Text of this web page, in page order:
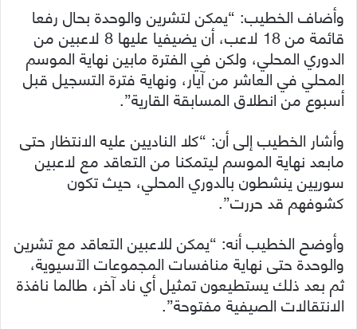
وأضاف الخطيب: “يمكن لتشرين والوحدة بحال رفعا
قائمة من 18 لاعب، أن يضيفيا عليها 8 لاعبين من
الدوري المحلي، ولكن في الفترة مابين نهاية الموسم
المحلي في العاشر من آيار، ونهاية فترة التسجيل قبل
أسبوع من انطلاق المسابقة القارية”.
وأشار الخطيب إلى أن: “كلا الناديين عليه الانتظار حتى
مابعد نهاية الموسم ليتمكنا من التعاقد مع لاعبين
سوريين ينشطون بالدوري المحلي، حيث تكون
كشوفهم قد حررت”.
وأوضح الخطيب أنه: “يمكن للاعبين التعاقد مع تشرين
والوحدة حتى نهاية منافسات المجموعات الآسيوية،
ثم بعد ذلك يستطيعون تمثيل أي ناد آخر، طالما نافذة
الانتقالات الصيفية مفتوحة”.